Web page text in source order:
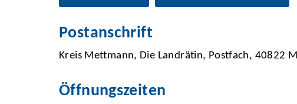
Postanschrift
Kreis Mettmann, Die Landrätin, Postfach, 40822
Öffnungszeiten